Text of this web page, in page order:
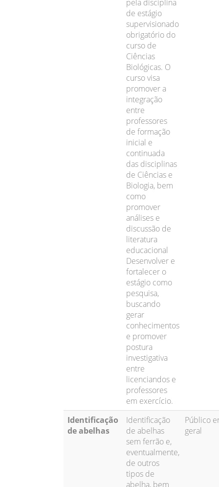
pela disciplina
de estágio
supervisionado
obrigatório do
curso de
Ciências
Biológicas. O
curso visa
promover a
integração
entre
professores
de formação
inicial e
continuada
das disciplinas
de Ciências e
Biologia, bem
como
promover
análises e
discussão de
literatura
educacional
Desenvolver e
fortalecer o
estágio como
pesquisa,
buscando
gerar
conhecimentos
e promover
postura
investigativa
entre
licenciandos e
professores
em exercício.
Identificação
de abelhas
Identificação
de abelhas
sem ferrão e,
eventualmente,
de outros
tipos de
abelha, bem
Público
geral